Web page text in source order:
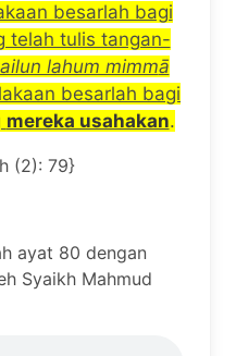
besarlah bagi
telah tulis tangan-
lahum mimmā
besarlah bagi
mereka usahakan.
(2): 79}
ayat 80 dengan
Syaikh Mahmud